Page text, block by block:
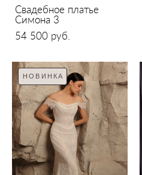
Свадебное платье
Симона 3
54 500 pуб.
НОВИНКА